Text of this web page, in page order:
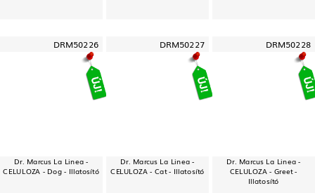
DRM50226
Dr. Marcus La Linea -
CELULOZA - Dog - Illatosító
DRM50227
Dr. Marcus La Linea -
CELULOZA - Cat - Illatosító
DRM50228
Dr. Marcus La Linea -
CELULOZA - Greet -
Illatosító